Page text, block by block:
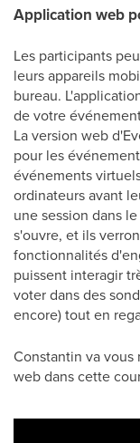
Application web
Les participants
leurs appareils
bureau.
de votre
La version web
pour les
événements
ordinateurs avant
une session dans
s'ouvre, et ils
fonctionnalités
puissent interagir
voter dans des
encore) tout en
Constantin va
web dans cette